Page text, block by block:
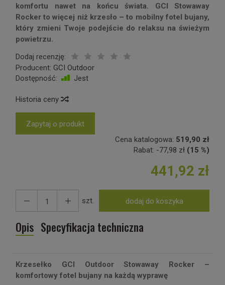
komfortu nawet na końcu świata. GCI Stowaway
Rocker to więcej niż krzesło – to mobilny fotel bujany,
który zmieni Twoje podejście do relaksu na świeżym
powietrzu.
Dodaj recenzję:
Producent: GCI Outdoor
Dostępność:
Jest
Historia ceny
Zapytaj o produkt
Cena katalogowa: 519,90 zł
Rabat: -77,98 zł (15 %)
441,92 zł
szt. dodaj do koszyka
Opis Specyfikacja techniczna
Krzesełko GCI Outdoor Stowaway Rocker –
komfortowy fotel bujany na każdą wyprawę